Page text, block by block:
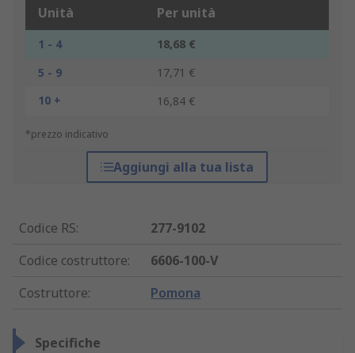
Unità Per unità
1 - 4
18,68 €
5 - 9
17,71 €
10 +
16,84 €
*prezzo indicativo
Aggiungi alla tua lista
Codice RS:
277-9102
Codice costruttore:
6606-100-V
Costruttore: Pomona
Specifiche